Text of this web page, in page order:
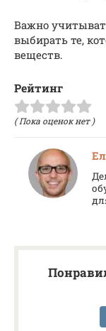
Важно
выбирать те,
веществ.
Рейтинг
( Пока оценок нет )